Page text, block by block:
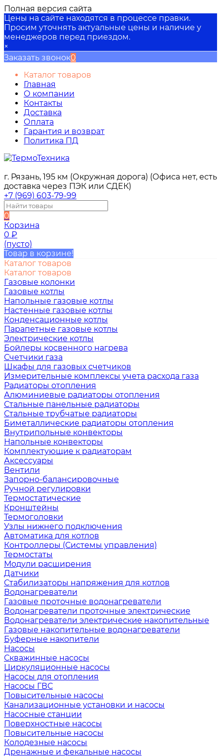
Полная версия сайта
Цены на сайте находятся в процессе правки.
Просим уточнять актуальные цены и наличие у
менеджеров перед приездом.
×
Заказать звонок0
Каталог товаров
Главная
О компании
Контакты
Доставка
Оплата
Гарантия и возврат
Политика ПД
г. Рязань, 195 км (Окружная дорога) (Офиса нет, есть
доставка через ПЭК или СДЕК)
+7 (969) 603-79-99
0
Корзина
0 ₽
(пусто)
Товар в корзине!
Каталог товаров
Каталог товаров
Газовые колонки
Газовые котлы
Напольные газовые котлы
Настенные газовые котлы
Конденсационные котлы
Парапетные газовые котлы
Электрические котлы
Бойлеры косвенного нагрева
Счетчики газа
Шкафы для газовых счетчиков
Измерительные комплексы учета расхода газа
Радиаторы отопления
Алюминиевые радиаторы отопления
Стальные панельные радиаторы
Стальные трубчатые радиаторы
Биметаллические радиаторы отопления
Внутрипольные конвекторы
Напольные конвекторы
Комплектующие к радиаторам
Аксессуары
Вентили
Запорно-балансировочные
Ручной регулировки
Термостатические
Кронштейны
Термоголовки
Узлы нижнего подключения
Автоматика для котлов
Контроллеры (Системы управления)
Термостаты
Модули расширения
Датчики
Стабилизаторы напряжения для котлов
Водонагреватели
Газовые проточные водонагреватели
Водонагреватели проточные электрические
Водонагреватели электрические накопительные
Газовые накопительные водонагреватели
Буферные накопители
Насосы
Скважинные насосы
Циркуляционные насосы
Насосы для отопления
Насосы ГВС
Повысительные насосы
Канализационные установки и насосы
Насосные станции
Поверхностные насосы
Повысительные насосы
Колодезные насосы
Дренажные и фекальные насосы